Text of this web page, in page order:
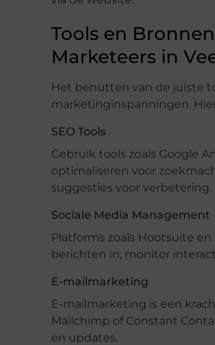
Tools en
Marketeers in
Het benutten van de juiste
marketinginspanningen.
SEO Tools
Gebruik tools zoals Google
optimaliseren voor
suggesties voor verbetering.
Sociale Media Management
Platforms zoals Hootsuite
berichten in, monitor
E-mailmarketing
E-mailmarketing is een
Mailchimp of Constant
en updates.